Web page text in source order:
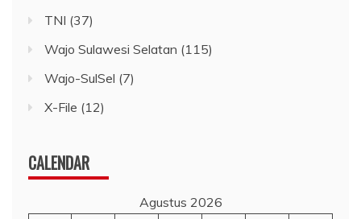
TNI (37)
Wajo Sulawesi Selatan (115)
Wajo-SulSel (7)
X-File (12)
CALENDAR
Agustus 2026